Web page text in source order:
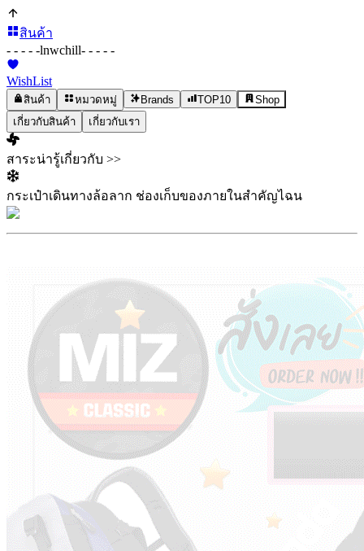
สินค้า
- - - - -lnwchill- - - - -
WishList
สินค้า หมวดหมู่ Brands TOP10
Shop
เกี่ยวกับสินค้า
เกี่ยวกับเรา
สาระน่ารู้เกี่ยวกับ >>
กระเป๋าเดินทางล้อลาก ช่องเก็บของภายในสำคัญไฉน